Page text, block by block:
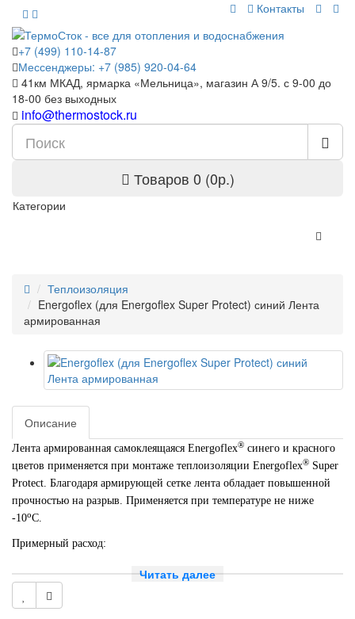
Контакты
+7 (499) 110-14-87
Мессенджеры: +7 (985) 920-04-64
41км МКАД, ярмарка «Мельница», магазин А 9/5. с 9-00 до
18-00 без выходных
info@thermostock.ru
Товаров 0 (0р.)
Категории
Теплоизоляция
Energoflex (для Energoflex Super Protect) синий Лента
армированная
Описание
Лента армированная самоклеящаяся Energoflex® синего и красного
цветов применяется при монтаже теплоизоляции Energoflex® Super
Protect. Благодаря армирующей сетке лента обладает повышенной
прочностью на разрыв. Применяется при температуре не ниже
-10оС.
Примерный расход:
1,15 – 1,45 длины прямых участков трубопровода;
26 м на 10 м2 изолируемой поверхности
- ширина 48 мм
Читать далее